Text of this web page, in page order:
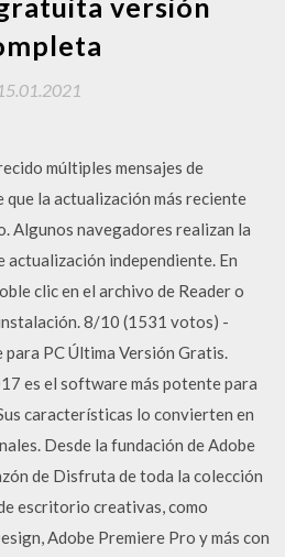
versión
15.01.2021
múltiples mensajes de
que la actualización más reciente
Algunos navegadores realizan la
actualización independiente. En
clic en el archivo de Reader o
8/10 (1531 votos) -
PC Última Versión Gratis.
es el software más potente para
características lo convierten en
Desde la fundación de Adobe
de Disfruta de toda la colección
escritorio creativas, como
Adobe Premiere Pro y más con